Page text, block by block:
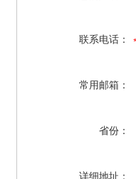
联系电话：
常用邮箱：
省份：
详细地址：